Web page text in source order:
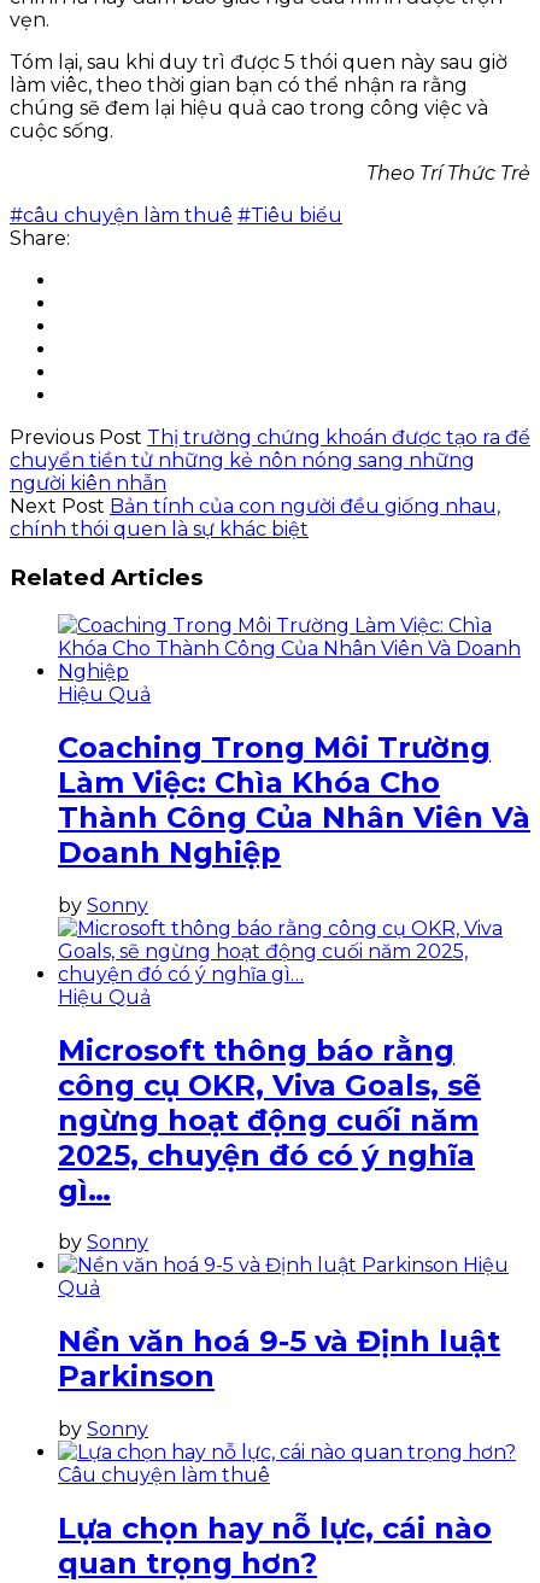
vẹn.
Tóm lại, sau khi duy trì được 5 thói quen này sau giờ
làm viêc, theo thời gian bạn có thể nhận ra rằng
chúng sẽ đem lại hiệu quả cao trong công việc và
cuộc sống.
Theo Trí Thức Trẻ
#câu chuyện làm thuê #Tiêu biểu
Share:
Previous Post Thị trường chứng khoán được tạo ra để
chuyển tiền tử những kẻ nôn nóng sang những
người kiên nhẫn
Next Post Bản tính của con người đều giống nhau,
chính thói quen là sự khác biệt
Related Articles
Hiệu Quả
Coaching Trong Môi Trường
Làm Việc: Chìa Khóa Cho
Thành Công Của Nhân Viên Và
Doanh Nghiệp
by Sonny
Hiệu Quả
Microsoft thông báo rằng
công cụ OKR, Viva Goals, sẽ
ngừng hoạt động cuối năm
2025, chuyện đó có ý nghĩa
gì…
by Sonny
Hiệu
Quả
Nền văn hoá 9-5 và Định luật
Parkinson
by Sonny
Câu chuyện làm thuê
Lựa chọn hay nỗ lực, cái nào
quan trọng hơn?